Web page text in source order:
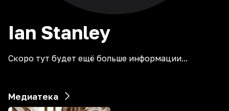
Ian Stanley
Скоро тут будет ещё больше информации...
Медиатека